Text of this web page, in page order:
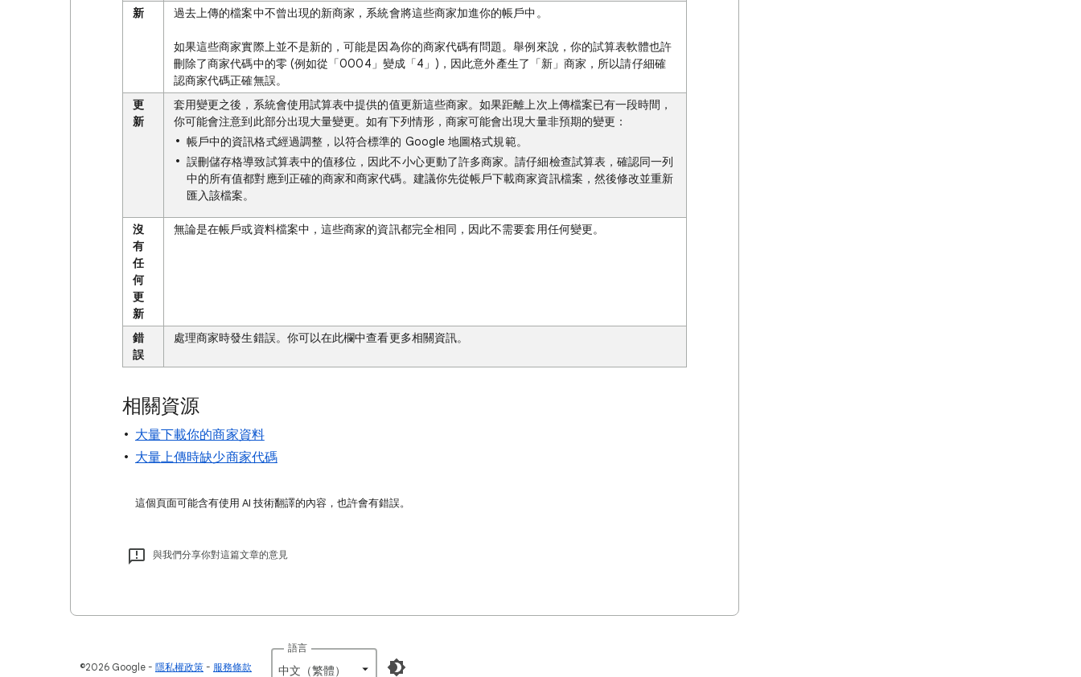
新 過去上傳的檔案中不曾出現的新商家，系統會將這些商家加進你的帳戶中。
如果這些商家實際上並不是新的，可能是因為你的商家代碼有問題。舉例來說，你的試算表軟體也許
刪除了商家代碼中的零 (例如從「0004」變成「4」)，因此意外產生了「新」商家，所以請仔細確
認商家代碼正確無誤。
更
新
套用變更之後，系統會使用試算表中提供的值更新這些商家。如果距離上次上傳檔案已有一段時間，
你可能會注意到此部分出現大量變更。如有下列情形，商家可能會出現大量非預期的變更：
帳戶中的資訊格式經過調整，以符合標準的 Google 地圖格式規範。
誤刪儲存格導致試算表中的值移位，因此不小心更動了許多商家。請仔細檢查試算表，確認同一列
中的所有值都對應到正確的商家和商家代碼。建議你先從帳戶下載商家資訊檔案，然後修改並重新
匯入該檔案。
沒
有
任
何
更
新
無論是在帳戶或資料檔案中，這些商家的資訊都完全相同，因此不需要套用任何變更。
錯
誤
處理商家時發生錯誤。你可以在此欄中查看更多相關資訊。
相關資源
大量下載你的商家資料
大量上傳時缺少商家代碼
這個頁面可能含有使用 AI 技術翻譯的內容，也許會有錯誤。
與我們分享你對這篇文章的意見
©2026 Google 隱私權政策 服務條款
語言
中文（繁體）‎